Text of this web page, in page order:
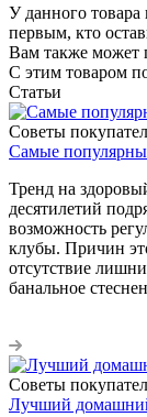
У данного товара
первым, кто
Вам также может
С этим товаром
Статьи
Советы
Самые
Тренд на
десятилетий
возможность
клубы. Причин
отсутствие
банальное
Советы
Лучший